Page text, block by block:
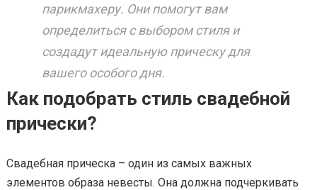
парикмахеру. Они помогут вам
определиться с выбором стиля и
создадут идеальную прическу для
вашего особого дня.
Как подобрать стиль свадебной
прически?
Свадебная прическа – один из самых важных
элементов образа невесты. Она должна подчеркивать